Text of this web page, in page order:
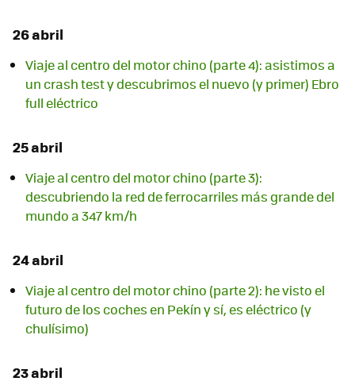
26 abril
Viaje al centro del motor chino (parte 4): asistimos a
un crash test y descubrimos el nuevo (y primer) Ebro
full eléctrico
25 abril
Viaje al centro del motor chino (parte 3):
descubriendo la red de ferrocarriles más grande del
mundo a 347 km/h
24 abril
Viaje al centro del motor chino (parte 2): he visto el
futuro de los coches en Pekín y sí, es eléctrico (y
chulísimo)
23 abril